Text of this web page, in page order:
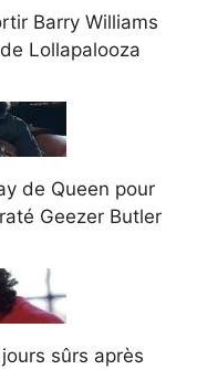
Barry Williams
Lollapalooza
de Queen pour
Geezer Butler
sûrs après